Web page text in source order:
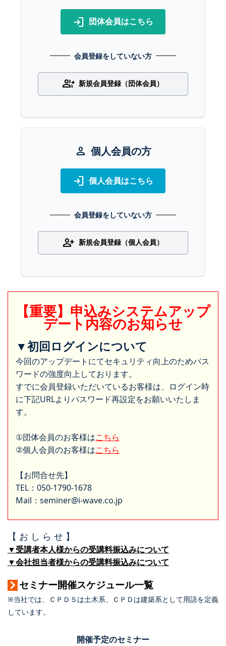
login 団体会員はこちら
会員登録をしていない方
group_add 新規会員登録（団体会員）
person 個人会員の方
login 個人会員はこちら
会員登録をしていない方
person_add 新規会員登録（個人会員）
【重要】申込みシステムアップ
デート内容のお知らせ
▼初回ログインについて
今回のアップデートにてセキュリティ向上のためパス
ワードの強度向上しております。
すでに会員登録いただいているお客様は、ログイン時
に下記URLよりパスワード再設定をお願いいたしま
す。
①団体会員のお客様はこちら
②個人会員のお客様はこちら
【お問合せ先】
TEL：050-1790-1678
Mail：seminer@i-wave.co.jp
【 お し ら せ 】
▼受講者本人様からの受講料振込みについて
▼会社担当者様からの受講料振込みについて
セミナー開催スケジュール一覧
※当社では、ＣＰＤＳは土木系、ＣＰＤは建築系として用語を定義
しています。
開催予定のセミナー